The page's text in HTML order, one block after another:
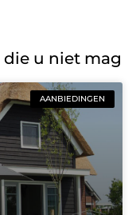
die u niet mag
AANBIEDINGEN